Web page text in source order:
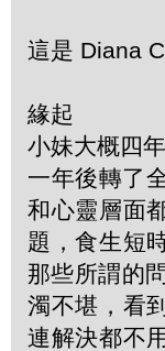
這是 Diana
緣起
小妹大概四
一年後轉了
和心靈層面
題，食生短
那些所謂的
濁不堪，看
連解決都不